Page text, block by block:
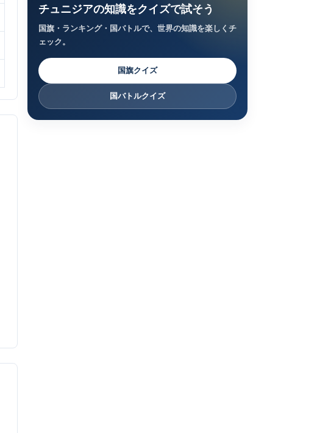
チュニジアの知識をクイズで試そう
国旗・ランキング・国バトルで、世界の知識を楽しくチ
ェック。
国旗クイズ
国バトルクイズ